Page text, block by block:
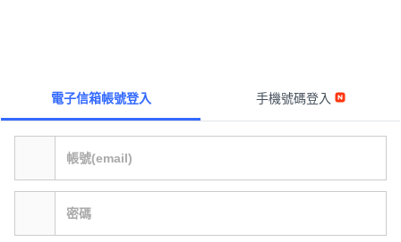
電子信箱帳號登入 手機號碼登入